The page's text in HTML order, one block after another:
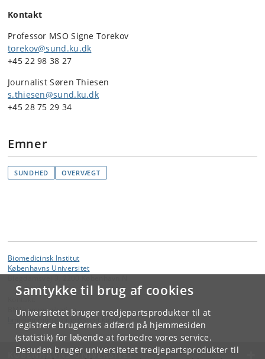
Samtykke til brug af cookies
Universitetet bruger tredjepartsprodukter til at
registrere brugernes adfærd på hjemmesiden
(statistik) for løbende at forbedre vores service.
Desuden bruger universitetet tredjepartsprodukter til
Kontakt
Professor MSO Signe Torekov
torekov@sund.ku.dk
+45 22 98 38 27
Journalist Søren Thiesen
s.thiesen@sund.ku.dk
+45 28 75 29 34
Emner
SUNDHED OVERVÆGT
Biomedicinsk Institut
Københavns Universitet
BMI kommunikation
bmi-kommunikation
sund dk
KØBENHAVNS UNIVERSITET